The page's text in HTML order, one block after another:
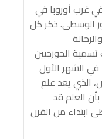
غرب أوروبا في
الوسطى. ذكر كل
الجورجيين
في الشهر الأول
الذي يعد علم
العلم قد
ابتداء من القرن